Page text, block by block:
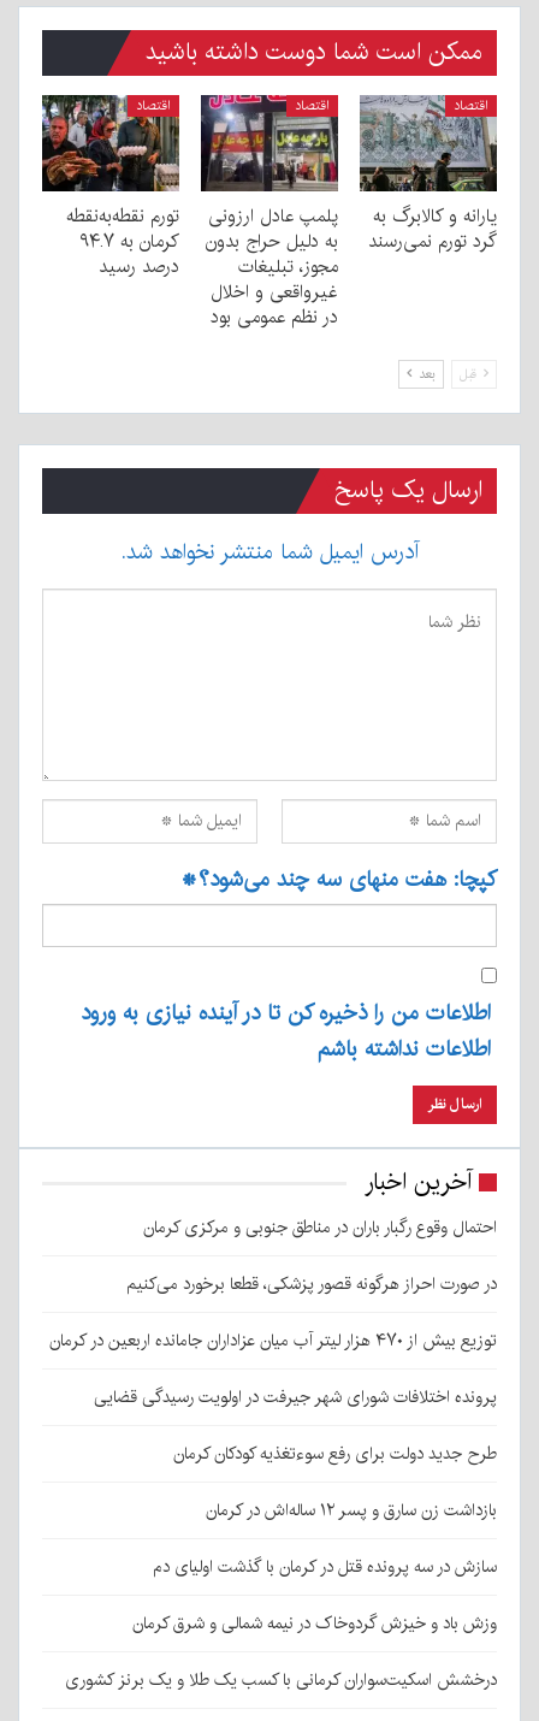
ممکن است شما دوست داشته باشید
اقتصاد
یارانه و کالابرگ به
گرد تورم نمی‌رسند
اقتصاد
پلمپ عادل ارزونی
به دليل حراج بدون
مجوز، تبليغات
غیرواقعی و اخلال
در نظم عمومی بود
اقتصاد
تورم نقطه‌به‌نقطه
کرمان به ۹۴.۷
درصد رسید
قبل بعد
ارسال یک پاسخ
آدرس ایمیل شما منتشر نخواهد شد.
کپچا: هفت منهای سه چند می‌شود؟*
اطلاعات من را ذخیره کن تا در آینده نیازی به ورود
اطلاعات نداشته باشم
آخرین اخبار
احتمال وقوع رگبار باران در مناطق جنوبی و مرکزی کرمان
در صورت احراز هرگونه قصور پزشکی، قطعا برخورد می‌کنیم
توزیع بیش از ۴۷۰ هزار لیتر آب میان عزاداران جامانده اربعین در کرمان
پرونده اختلافات شورای شهر جیرفت در اولویت رسیدگی قضایی
طرح جدید دولت برای رفع سوءتغذیه کودکان کرمان
بازداشت زن سارق و پسر ۱۲ ساله‌اش در کرمان
سازش در سه پرونده قتل در کرمان با گذشت اولیای دم
وزش باد و خیزش گردوخاک در نیمه شمالی و شرق کرمان
درخشش اسکیت‌سواران کرمانی با کسب یک طلا و یک برنز کشوری